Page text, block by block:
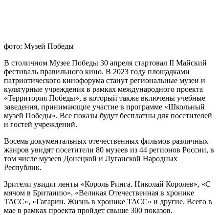
фото: Музей Победы
В столичном Музее Победы 30 апреля стартовал II Майский
фестиваль правильного кино. В 2023 году площадками
патриотического кинофорума станут региональные музеи и
культурные учреждения в рамках международного проекта
«Территория Победы», в который также включены учебные
заведения, принимающие участие в программе «Школьный
музей Победы». Все показы будут бесплатны для посетителей
и гостей учреждений.
Восемь документальных отечественных фильмов различных
жанров увидят посетители 80 музеев из 44 регионов России, в
том числе музеев Донецкой и Луганской Народных
Республик.
Зрители увидят ленты «Король Ринга. Николай Королев», «С
мячом в Британию», «Великая Отечественная в хронике
ТАСС», «Гагарин. Жизнь в хронике ТАСС» и другие. Всего в
мае в рамках проекта пройдет свыше 300 показов.